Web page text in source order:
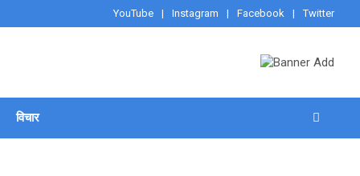
YouTube Instagram Facebook Twitter
विचार